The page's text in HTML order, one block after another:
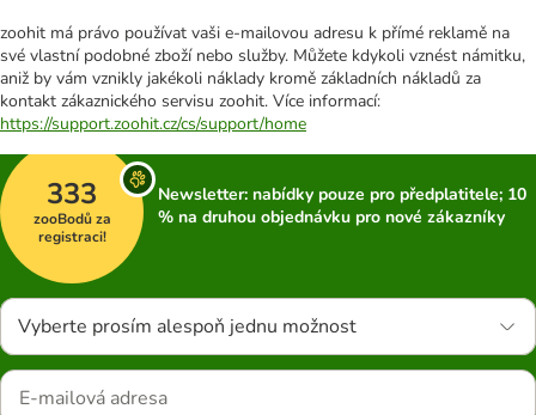
zoohit má právo používat vaši e-mailovou adresu k přímé reklamě na
své vlastní podobné zboží nebo služby. Můžete kdykoli vznést námitku,
aniž by vám vznikly jakékoli náklady kromě základních nákladů za
kontakt zákaznického servisu zoohit. Více informací:
https://support.zoohit.cz/cs/support/home
333
zooBodů za
registraci!
Newsletter: nabídky pouze pro předplatitele; 10
% na druhou objednávku pro nové zákazníky
Vyberte prosím alespoň jednu možnost